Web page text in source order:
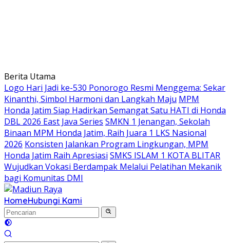
Langsung
ke
konten
Berita Utama
Logo Hari Jadi ke-530 Ponorogo Resmi Menggema: Sekar
Kinanthi, Simbol Harmoni dan Langkah Maju MPM
Honda Jatim Siap Hadirkan Semangat Satu HATI di Honda
DBL 2026 East Java Series SMKN 1 Jenangan, Sekolah
Binaan MPM Honda Jatim, Raih Juara 1 LKS Nasional
2026 Konsisten Jalankan Program Lingkungan, MPM
Honda Jatim Raih Apresiasi SMKS ISLAM 1 KOTA BLITAR
Wujudkan Vokasi Berdampak Melalui Pelatihan Mekanik
bagi Komunitas DMI
HomeHubungi Kami